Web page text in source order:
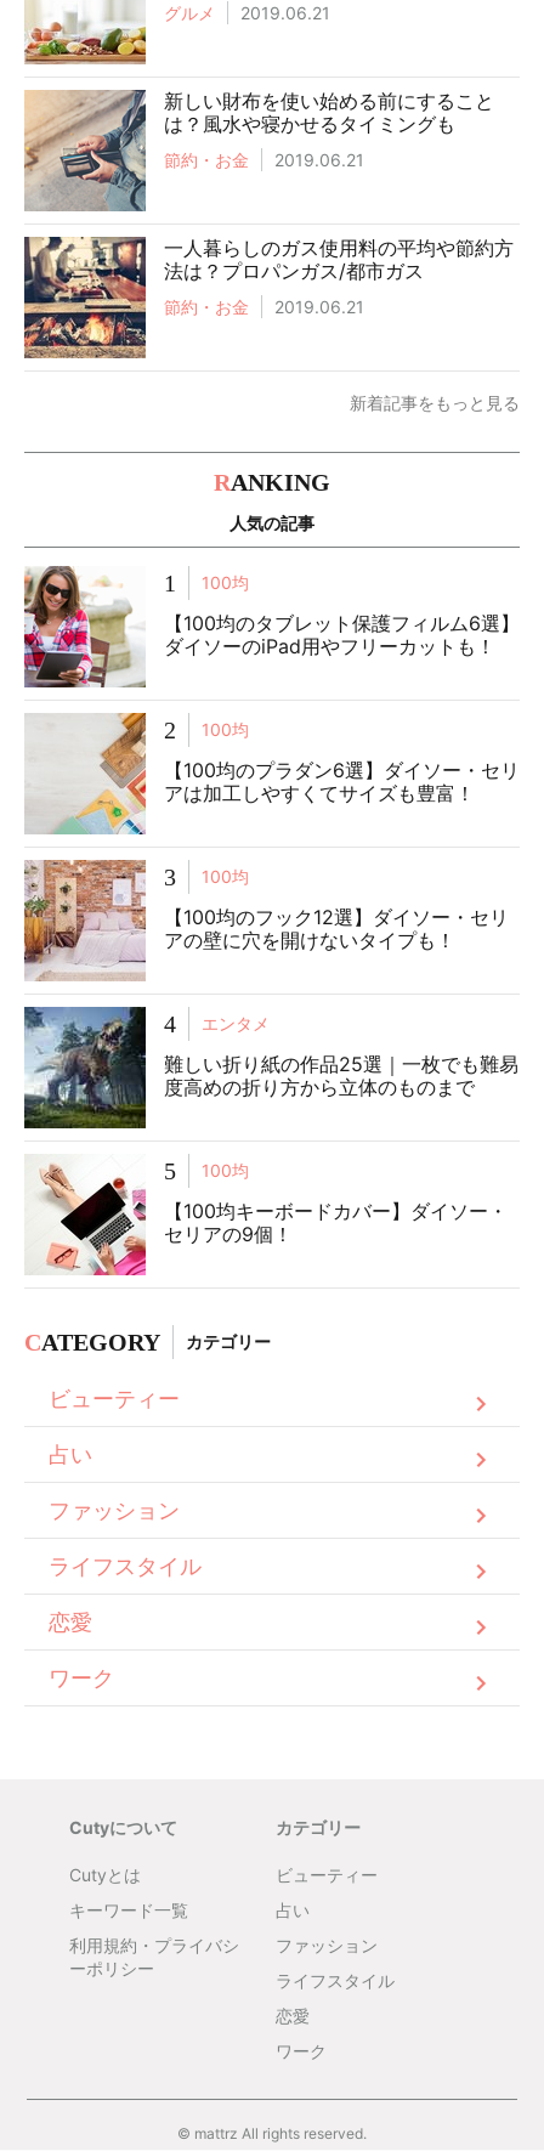
グルメ 2019.06.21
新しい財布を使い始める前にすること
は？風水や寝かせるタイミングも
節約・お金 2019.06.21
一人暮らしのガス使用料の平均や節約方
法は？プロパンガス/都市ガス
節約・お金 2019.06.21
新着記事をもっと見る
RANKING
人気の記事
1 100均
【100均のタブレット保護フィルム6選】
ダイソーのiPad用やフリーカットも！
2 100均
【100均のプラダン6選】ダイソー・セリ
アは加工しやすくてサイズも豊富！
3 100均
【100均のフック12選】ダイソー・セリ
アの壁に穴を開けないタイプも！
4 エンタメ
難しい折り紙の作品25選｜一枚でも難易
度高めの折り方から立体のものまで
5 100均
【100均キーボードカバー】ダイソー・
セリアの9個！
CATEGORY カテゴリー
ビューティー
占い
ファッション
ライフスタイル
恋愛
ワーク
Cutyについて
Cutyとは
キーワード一覧
利用規約・プライバシ
ーポリシー
カテゴリー
ビューティー
占い
ファッション
ライフスタイル
恋愛
ワーク
© mattrz All rights reserved.